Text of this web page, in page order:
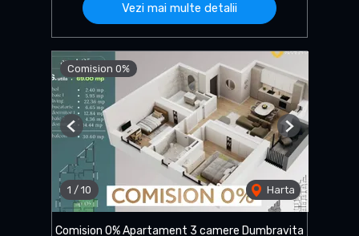
Vezi mai multe detalii
Comision 0%
1 / 10 Harta
Previous Next
Comision 0% Apartament 3 camere Dumbravita